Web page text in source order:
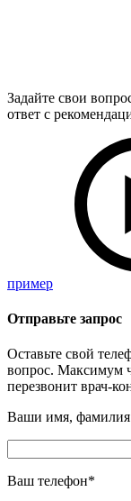
Задайте свои
ответ с
пример
Отправьте запрос
Оставьте свой
вопрос. Максимум
перезвонит врач-
Ваши имя, фамилия
Ваш телефон*